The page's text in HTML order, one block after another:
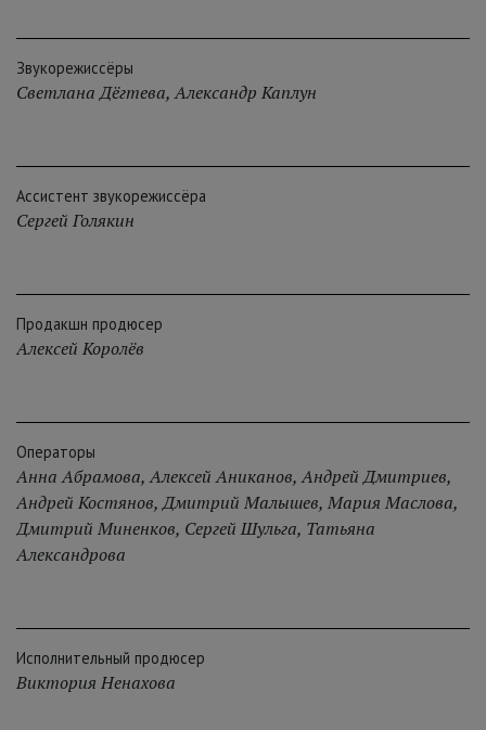
Звукорежиссёры
Светлана Дёгтева,Александр Каплун
Ассистент звукорежиссёра
Сергей Голякин
Продакшн продюсер
Алексей Королёв
Операторы
Анна Абрамова,Алексей Аниканов,Андрей Дмитриев,
Андрей Костянов,Дмитрий Малышев, Мария Маслова,
Дмитрий Миненков, Сергей Шульга, Татьяна
Александрова
Исполнительный продюсер
Виктория Ненахова